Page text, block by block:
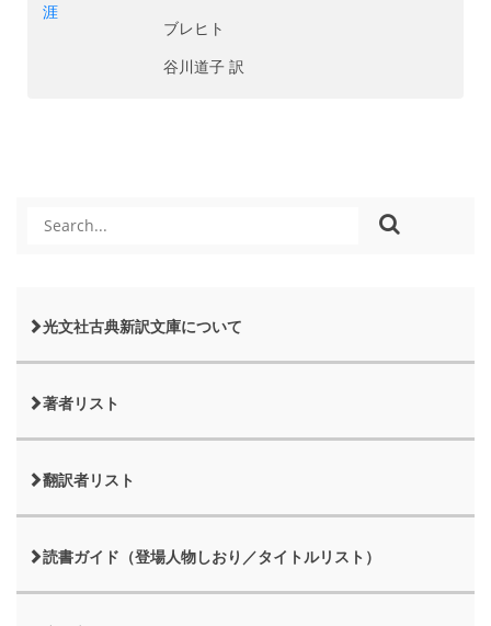
ブレヒト
谷川道子 訳
光文社古典新訳文庫について
著者リスト
翻訳者リスト
読書ガイド（登場人物しおり／タイトルリスト）